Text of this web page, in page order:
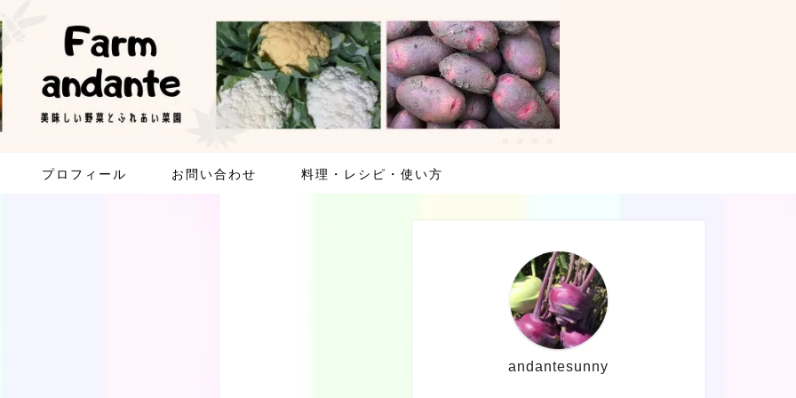
プロフィール お問い合わせ 料理・レシピ・使い方
andantesunny